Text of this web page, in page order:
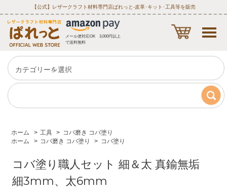
【公式】レザークラフト材料専門店ぱれっと‐皮革･キット･工具等を販売
メール便対応OK 3,000円以上
で送料無料
ホーム > 工具 > コバ磨き コバ塗り
ホーム
> コバ磨き コバ塗り > コバ塗り
コバ塗り職人セット 細＆太 真鍮無垢
細3mm、太6mm